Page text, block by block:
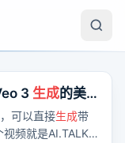
3 生成的美
可以直接生成带
频就是AI.TALK